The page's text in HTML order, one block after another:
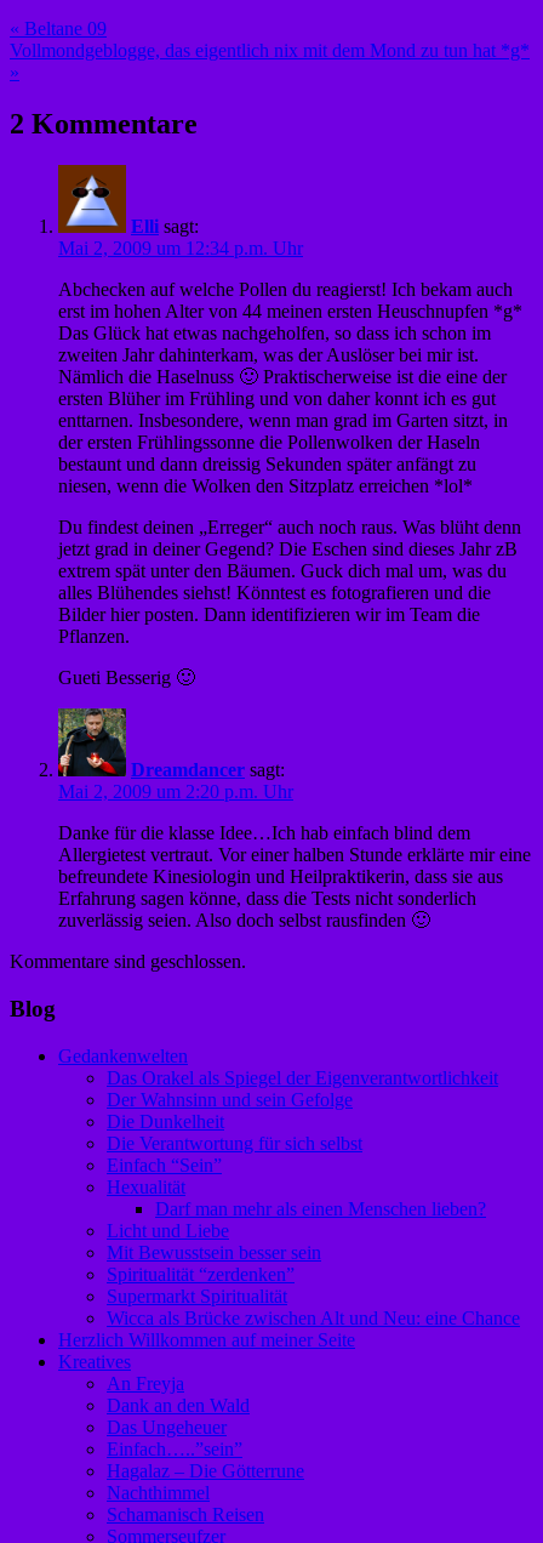
Beitragsnavigation
« Beltane 09
Vollmondgeblogge, das eigentlich nix mit dem Mond zu tun hat *g*
»
2 Kommentare
Elli sagt:
Mai 2, 2009 um 12:34 p.m. Uhr
Abchecken auf welche Pollen du reagierst! Ich bekam auch
erst im hohen Alter von 44 meinen ersten Heuschnupfen *g*
Das Glück hat etwas nachgeholfen, so dass ich schon im
zweiten Jahr dahinterkam, was der Auslöser bei mir ist.
Nämlich die Haselnuss 🙂 Praktischerweise ist die eine der
ersten Blüher im Frühling und von daher konnt ich es gut
enttarnen. Insbesondere, wenn man grad im Garten sitzt, in
der ersten Frühlingssonne die Pollenwolken der Haseln
bestaunt und dann dreissig Sekunden später anfängt zu
niesen, wenn die Wolken den Sitzplatz erreichen *lol*
Du findest deinen „Erreger“ auch noch raus. Was blüht denn
jetzt grad in deiner Gegend? Die Eschen sind dieses Jahr zB
extrem spät unter den Bäumen. Guck dich mal um, was du
alles Blühendes siehst! Könntest es fotografieren und die
Bilder hier posten. Dann identifizieren wir im Team die
Pflanzen.
Gueti Besserig 🙂
Dreamdancer sagt:
Mai 2, 2009 um 2:20 p.m. Uhr
Danke für die klasse Idee…Ich hab einfach blind dem
Allergietest vertraut. Vor einer halben Stunde erklärte mir eine
befreundete Kinesiologin und Heilpraktikerin, dass sie aus
Erfahrung sagen könne, dass die Tests nicht sonderlich
zuverlässig seien. Also doch selbst rausfinden 🙂
Kommentare sind geschlossen.
Blog
Gedankenwelten
Das Orakel als Spiegel der Eigenverantwortlichkeit
Der Wahnsinn und sein Gefolge
Die Dunkelheit
Die Verantwortung für sich selbst
Einfach “Sein”
Hexualität
Darf man mehr als einen Menschen lieben?
Licht und Liebe
Mit Bewusstsein besser sein
Spiritualität “zerdenken”
Supermarkt Spiritualität
Wicca als Brücke zwischen Alt und Neu: eine Chance
Herzlich Willkommen auf meiner Seite
Kreatives
An Freyja
Dank an den Wald
Das Ungeheuer
Einfach…..”sein”
Hagalaz – Die Götterrune
Nachthimmel
Schamanisch Reisen
Sommerseufzer